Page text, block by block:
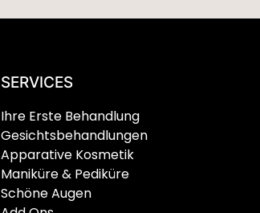
SERVICES
Ihre Erste Behandlung
Gesichtsbehandlungen
Apparative Kosmetik
Maniküre & Pediküre
Schöne Augen